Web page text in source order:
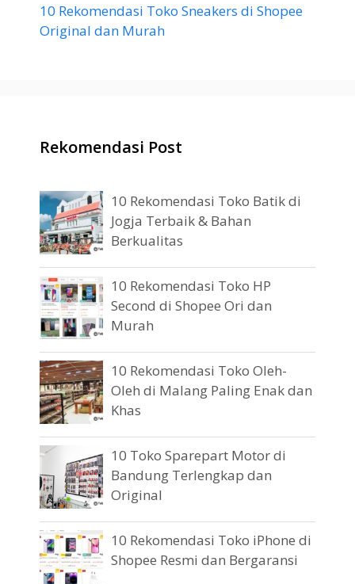
10 Rekomendasi Toko Sneakers di Shopee
Original dan Murah
Rekomendasi Post
10 Rekomendasi Toko Batik di
Jogja Terbaik & Bahan
Berkualitas
10 Rekomendasi Toko HP
Second di Shopee Ori dan
Murah
10 Rekomendasi Toko Oleh-
Oleh di Malang Paling Enak dan
Khas
10 Toko Sparepart Motor di
Bandung Terlengkap dan
Original
10 Rekomendasi Toko iPhone di
Shopee Resmi dan Bergaransi